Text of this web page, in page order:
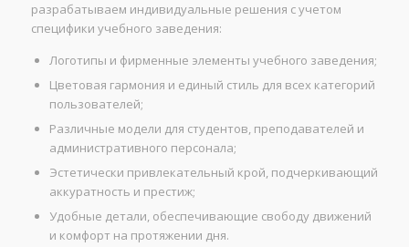
разрабатываем индивидуальные решения с учетом
специфики учебного заведения:
Логотипы и фирменные элементы учебного заведения;
Цветовая гармония и единый стиль для всех категорий
пользователей;
Различные модели для студентов, преподавателей и
административного персонала;
Эстетически привлекательный крой, подчеркивающий
аккуратность и престиж;
Удобные детали, обеспечивающие свободу движений
и комфорт на протяжении дня.